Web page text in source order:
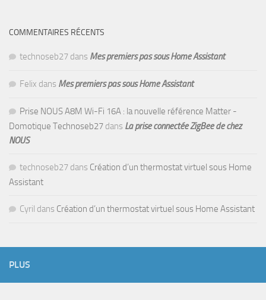
COMMENTAIRES RÉCENTS
technoseb27 dans Mes premiers pas sous Home Assistant
Felix dans Mes premiers pas sous Home Assistant
Prise NOUS A8M Wi-Fi 16A : la nouvelle référence Matter -
Domotique Technoseb27 dans La prise connectée ZigBee de chez
NOUS
technoseb27 dans Création d’un thermostat virtuel sous Home
Assistant
Cyril dans Création d’un thermostat virtuel sous Home Assistant
PLUS